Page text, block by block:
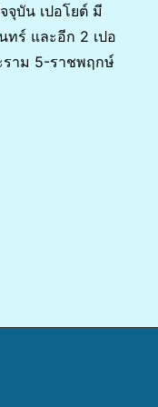
จุบัน เปอโยต์ มี
ทร์ และอีก 2 เปอ
ราม 5-ราชพฤกษ์